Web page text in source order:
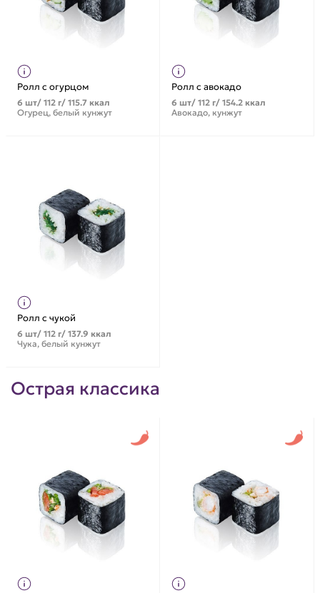
Ролл с огурцом
6 шт/ 112 г/ 115.7 ккал
Огурец, белый кунжут
Ролл с авокадо
6 шт/ 112 г/ 154.2 ккал
Авокадо, кунжут
Ролл с чукой
6 шт/ 112 г/ 137.9 ккал
Чука, белый кунжут
Острая классика